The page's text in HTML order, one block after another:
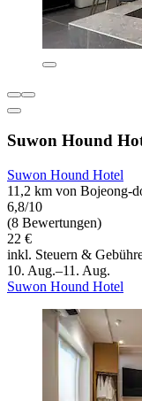
Suwon Hound
Suwon Hound Hotel
11,2 km von Bojeong-
6,8/10
(8 Bewertungen)
22 €
inkl. Steuern &
10. Aug.–11. Aug.
Suwon Hound Hotel